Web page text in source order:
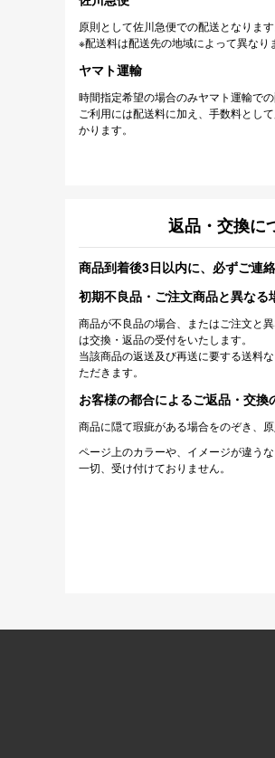
原則として佐川急便での配送となります
※配送料は配送先の地域によって異なり
ヤマト運輸
時間指定希望の場合のみヤマト運輸での
ご利用には配送料に加え、手数料とし
かります。
返品・交換に
商品到着後3日以内に、必ずご連絡
初期不良品・ご注文商品と異なる
商品が不良品の場合、またはご注文と
は交換・返品の受付をいたします。
当該商品の返送及び再送に要する送料
ただきます。
お客様の都合によるご返品・交換
商品に隠て瑕疵がある場合をのぞき、原
ページ上のカラーや、イメージが違う
一切、受け付けておりません。